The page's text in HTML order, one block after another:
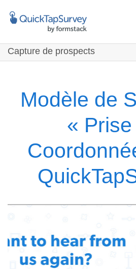
Capture de prospects
Modèles de Sondages
Modèle de
«